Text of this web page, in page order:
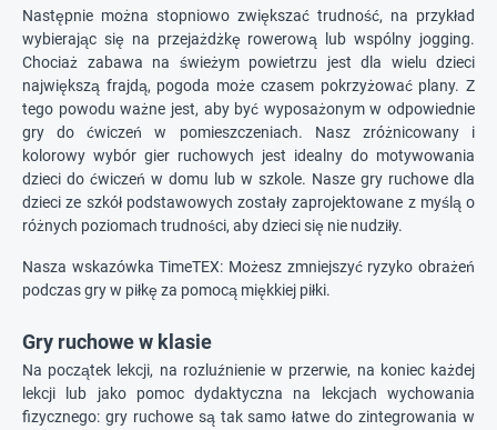
Następnie można stopniowo zwiększać trudność, na przykład
wybierając się na przejażdżkę rowerową lub wspólny jogging.
Chociaż zabawa na świeżym powietrzu jest dla wielu dzieci
największą frajdą, pogoda może czasem pokrzyżować plany. Z
tego powodu ważne jest, aby być wyposażonym w odpowiednie
gry do ćwiczeń w pomieszczeniach. Nasz zróżnicowany i
kolorowy wybór gier ruchowych jest idealny do motywowania
dzieci do ćwiczeń w domu lub w szkole. Nasze gry ruchowe dla
dzieci ze szkół podstawowych zostały zaprojektowane z myślą o
różnych poziomach trudności, aby dzieci się nie nudziły.
Nasza wskazówka TimeTEX: Możesz zmniejszyć ryzyko obrażeń
podczas gry w piłkę za pomocą miękkiej piłki.
Gry ruchowe w klasie
Na początek lekcji, na rozluźnienie w przerwie, na koniec każdej
lekcji lub jako pomoc dydaktyczna na lekcjach wychowania
fizycznego: gry ruchowe są tak samo łatwe do zintegrowania w